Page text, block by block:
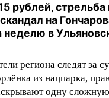
рублей, стрельба
на
неделю в
региона следят за
из нацпарка,
одну